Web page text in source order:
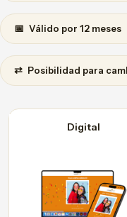
📅 Válido por 12 meses
⇄ Posibilidad para
Digital